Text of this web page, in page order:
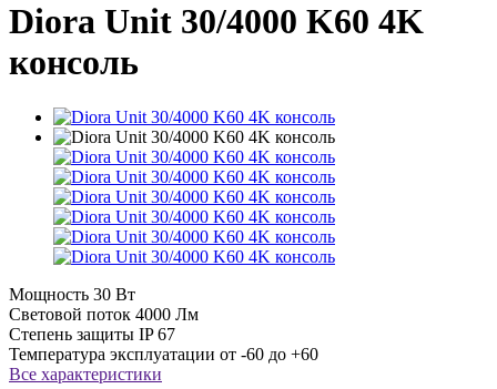
Diora Unit 30/4000 K60 4K
консоль
Мощность 30 Вт
Световой поток 4000 Лм
Степень защиты IP 67
Температура эксплуатации от -60 до +60
Все характеристики